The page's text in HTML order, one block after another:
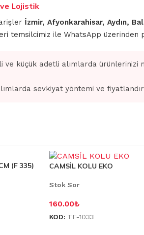
ve Lojistik
İzmir, Afyonkarahisar, Aydın,
temsilcimiz ile WhatsApp üzerinden
ve küçük adetli alımlarda ürünlerinizi
sevkiyat yöntemi ve
(F 335) CAMSİL KOLU EKO
Stok Sor
160.00₺
KOD: TE-1033